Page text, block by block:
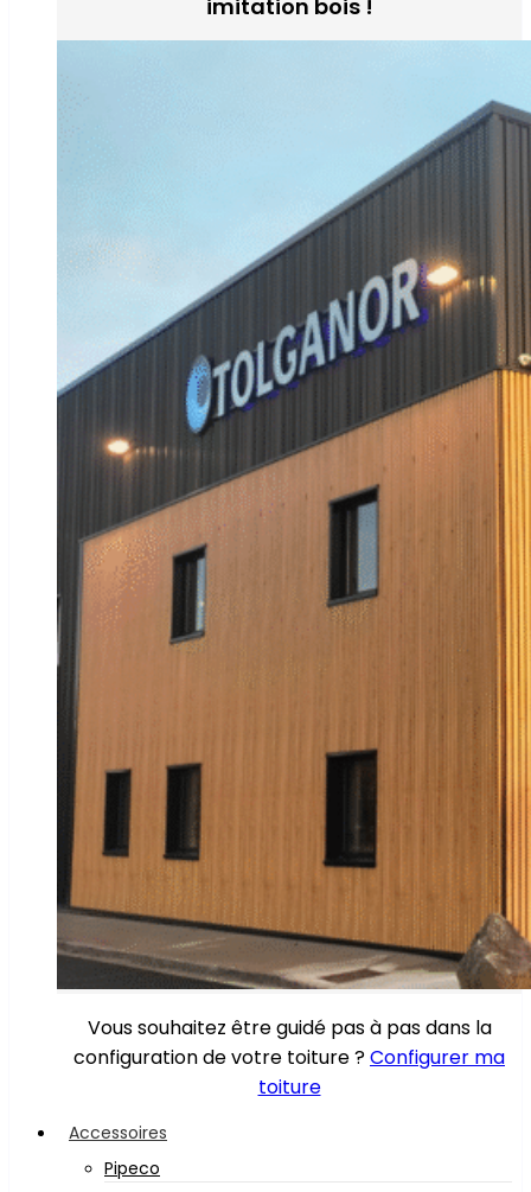
imitation bois !
Vous souhaitez être guidé pas à pas dans la
configuration de votre toiture ?Configurer ma
toiture
Accessoires
Pipeco